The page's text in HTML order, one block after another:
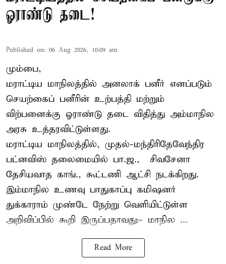
ஓராண்டு தடை!
Published on: 06 Aug 2026, 10:09 am
மும்பை,
மராட்டிய மாநிலத்தில் அனலாக் பனீர் எனப்படும்
செயற்கைப் பனீரின் உற்பத்தி மற்றும்
விற்பனைக்கு ஓராண்டு தடை விதித்து அம்மாநில
அரசு உத்தரவிட்டுள்ளது.
மராட்டிய மாநிலத்தில், முதல்-மந்திரிதேவேந்திர
பட்னவிஸ் தலைமையில் பா.ஜ., – சிவசேனா –
தேசியவாத காங்., கூட்டணி ஆட்சி நடக்கிறது.
இம்மாநில உணவு பாதுகாப்பு கமிஷனர்
துக்காராம் முண்டே நேற்று வெளியிட்டுள்ள
அறிவிப்பில் கூறி இருப்பதாவது:- மாநில ...
Read More